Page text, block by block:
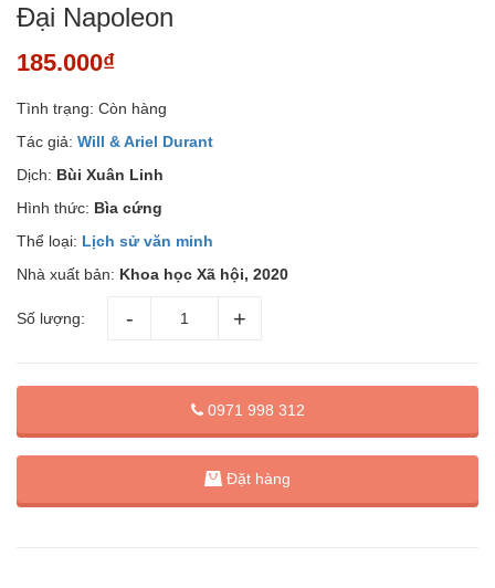
Đại Napoleon
185.000₫
Tình trạng: Còn hàng
Tác giả: Will & Ariel Durant
Dịch: Bùi Xuân Linh
Hình thức: Bìa cứng
Thể loại: Lịch sử văn minh
Nhà xuất bản: Khoa học Xã hội, 2020
Số lượng:
0971 998 312
Đặt hàng